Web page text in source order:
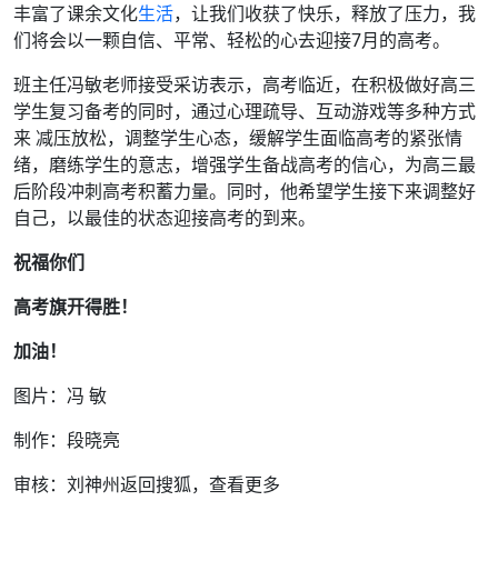
丰富了课余文化生活，让我们收获了快乐，释放了压力，我
们将会以一颗自信、平常、轻松的心去迎接7月的高考。
班主任冯敏老师接受采访表示，高考临近，在积极做好高三
学生复习备考的同时，通过心理疏导、互动游戏等多种方式
来 减压放松，调整学生心态，缓解学生面临高考的紧张情
绪，磨练学生的意志，增强学生备战高考的信心，为高三最
后阶段冲刺高考积蓄力量。同时，他希望学生接下来调整好
自己，以最佳的状态迎接高考的到来。
祝福你们
高考旗开得胜！
加油！
图片：冯 敏
制作：段晓亮
审核：刘神州返回搜狐，查看更多